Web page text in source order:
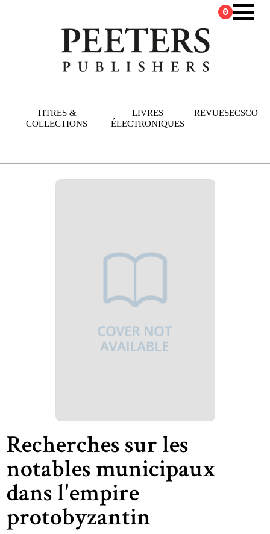
TITRES &
COLLECTIONS
LIVRES
ÉLECTRONIQUES
REVUESECSCO
0
Recherches sur les
notables municipaux
dans l'empire
protobyzantin